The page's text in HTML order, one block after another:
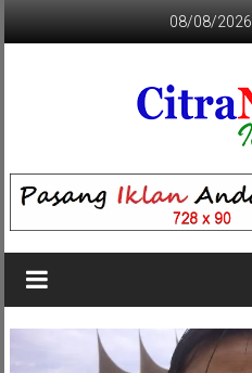
08/08/2026
CITRANEWS
INDONESIA
BERANI
DAN
KRISTIS